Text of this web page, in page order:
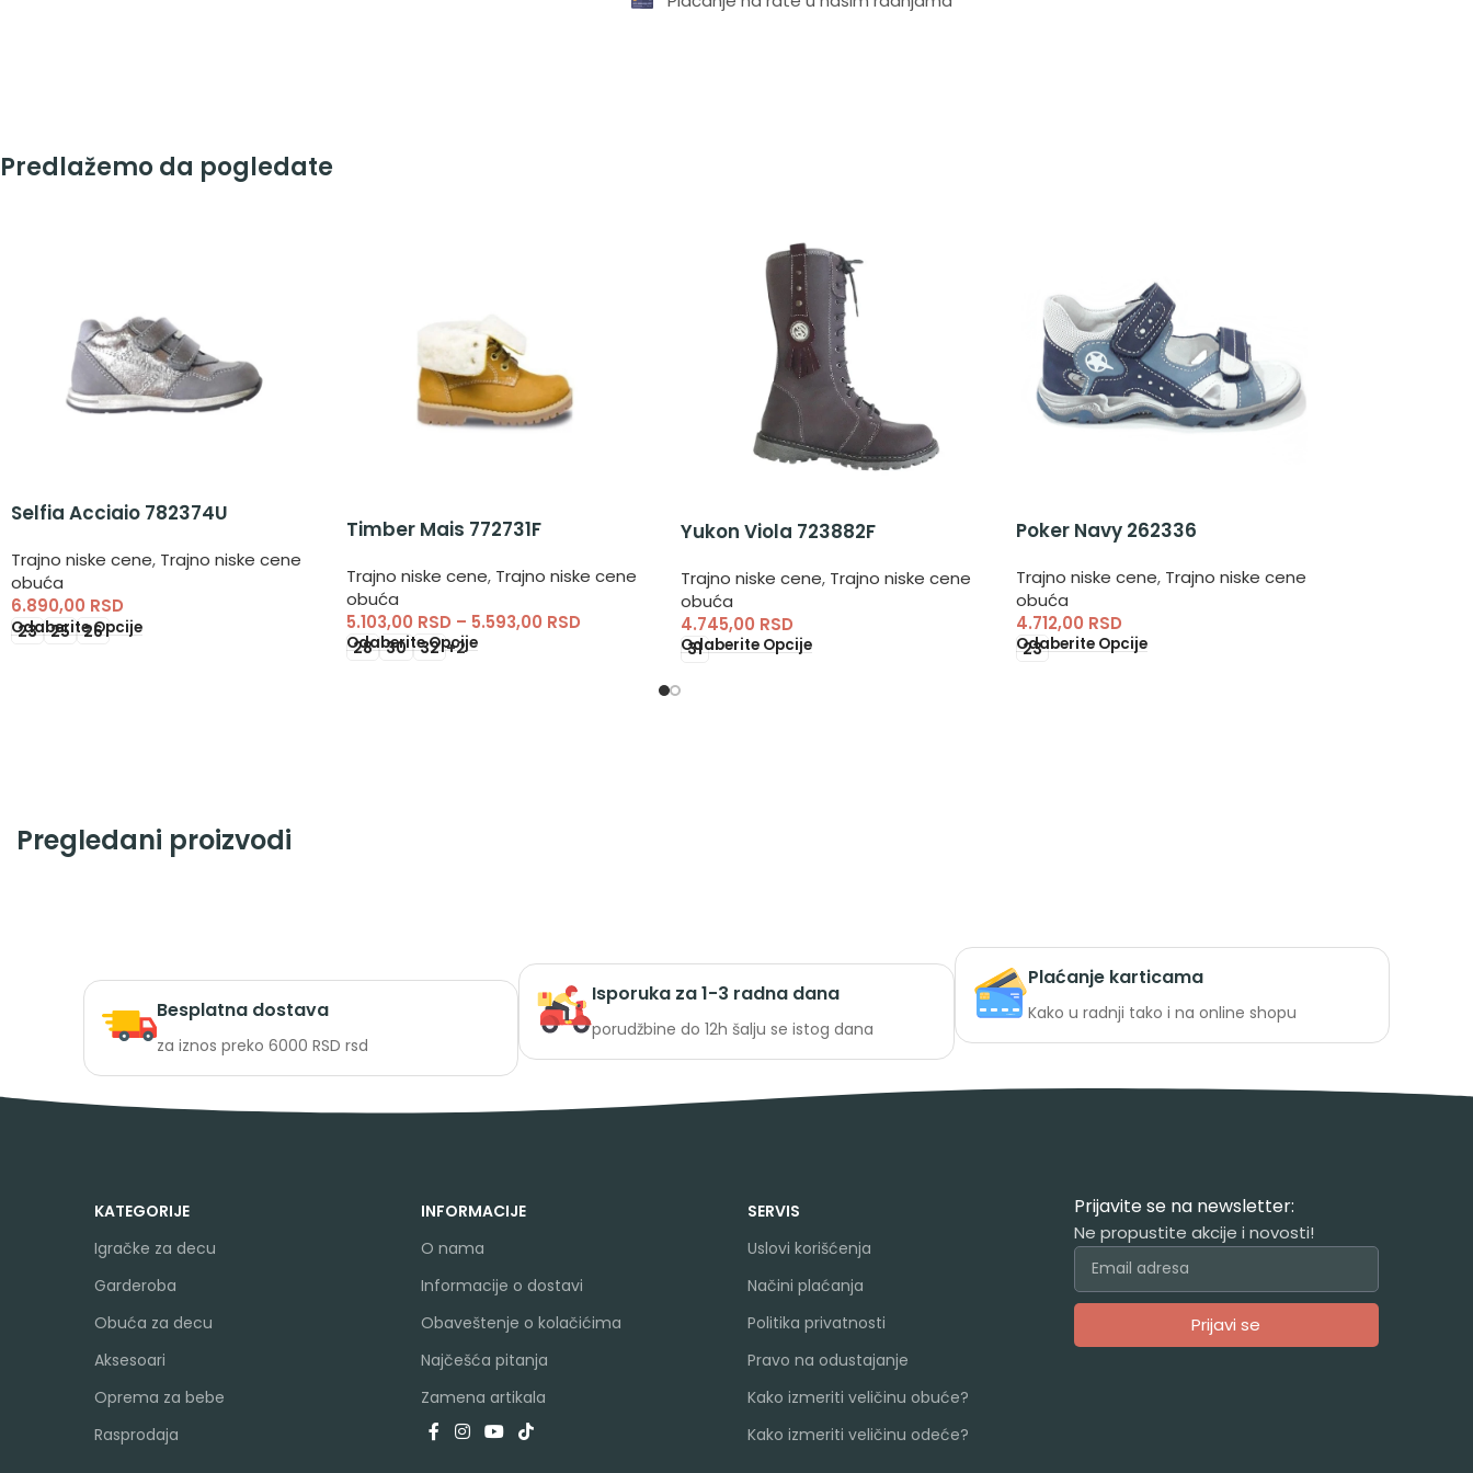
Predlažemo da pogledate
Selfia Acciaio 782374U
Trajno niske cene, Trajno niske cene
obuća
6.890,00 RSD
Odaberite Opcije
23 25 26
Timber Mais 772731F
Trajno niske cene, Trajno niske cene
obuća
5.103,00 RSD – 5.593,00 RSD
Odaberite Opcije
28 30 32 +2
Yukon Viola 723882F
Trajno niske cene, Trajno niske cene
obuća
4.745,00 RSD
Odaberite Opcije
31
Poker Navy 262336
Trajno niske cene, Trajno niske cene
obuća
4.712,00 RSD
Odaberite Opcije
23
Pregledani proizvodi
Besplatna dostava
za iznos preko 6000 RSD rsd
Isporuka za 1-3 radna dana
porudžbine do 12h šalju se istog dana
Plaćanje karticama
Kako u radnji tako i na online shopu
KATEGORIJE
Igračke za decu
Garderoba
Obuća za decu
Aksesoari
Oprema za bebe
Rasprodaja
INFORMACIJE
O nama
Informacije o dostavi
Obaveštenje o kolačićima
Najčešća pitanja
Zamena artikala
SERVIS
Uslovi korišćenja
Načini plaćanja
Politika privatnosti
Pravo na odustajanje
Kako izmeriti veličinu obuće?
Kako izmeriti veličinu odeće?
Prijavite se na newsletter:
Ne propustite akcije i novosti!
Prijavi se